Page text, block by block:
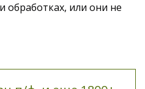
обработках, или они не